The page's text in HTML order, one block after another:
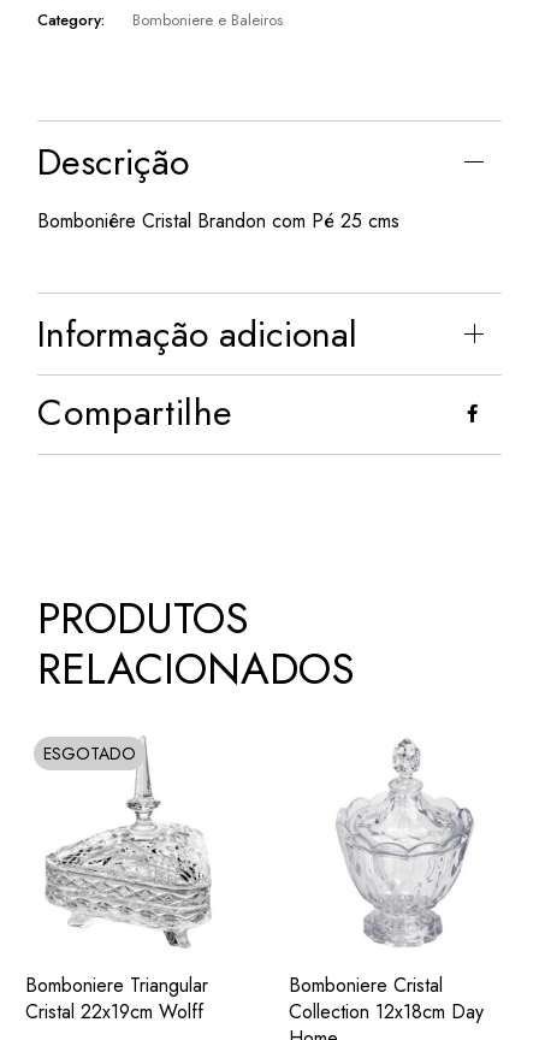
Category:
Bomboniere e Baleiros
Descrição
Bomboniêre Cristal Brandon com Pé 25 cms
Informação adicional
Compartilhe
PRODUTOS
RELACIONADOS
ESGOTADO
SOLD
ADIC.
FAVORITOS
VER
Bomboniere Triangular
Cristal 22x19cm Wolff
FAVORITOS
VER
Bomboniere Cristal
Collection 12x18cm Day